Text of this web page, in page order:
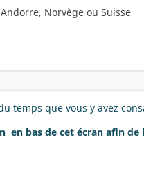
Norvège ou Suisse
temps que vous y avez
en bas de cet écran afin